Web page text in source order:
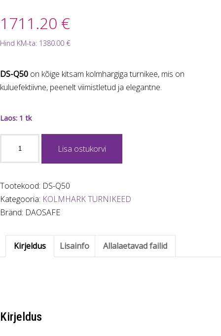
1711.20 €
Hind KM-ta: 1380.00 €
DS-Q50 on kõige kitsam kolmhargiga turnikee, mis on
kuluefektiivne, peenelt viimistletud ja elegantne.
Laos: 1 tk
Q50
kogus
Lisa ostukorvi
Tootekood: DS-Q50
Kategooria: KOLMHARK TURNIKEED
Bränd: DAOSAFE
Kirjeldus Lisainfo Allalaetavad failid
Kirjeldus